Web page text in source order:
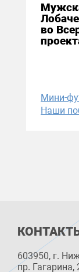
во
Мини-
Наши
603950, г.
пр. Гагарина,